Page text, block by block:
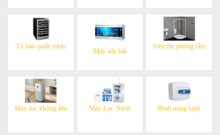
Tủ bảo quản rượu
Máy sấy bát
Siêu thị phòng tắm
Máy lọc không khí Máy Lọc Nước Bình nóng lạnh